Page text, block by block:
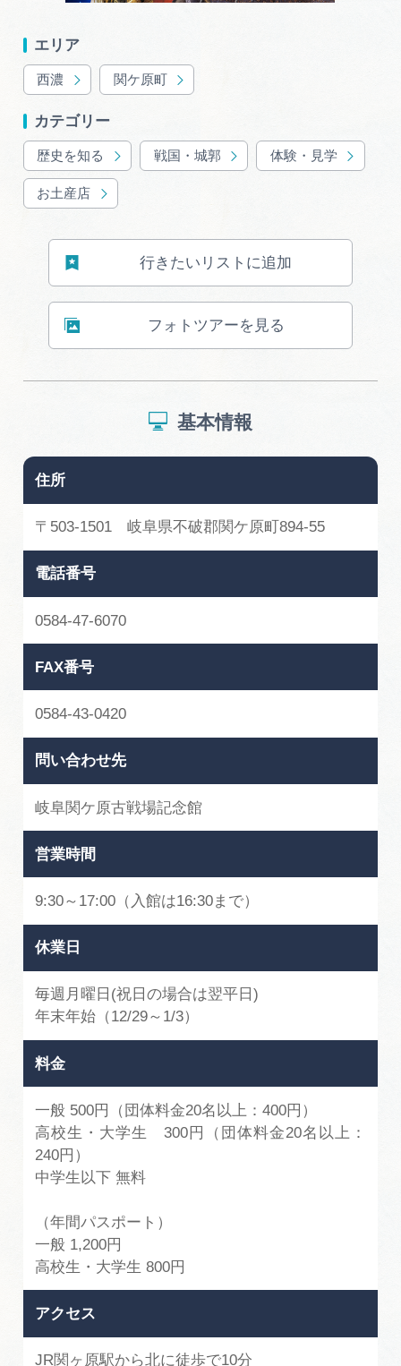
エリア
西濃 関ケ原町
カテゴリー
歴史を知る 戦国・城郭 体験・見学
お土産店
行きたいリストに追加
フォトツアーを見る
基本情報
住所
〒503-1501 岐阜県不破郡関ケ原町894-55
電話番号
0584-47-6070
FAX番号
0584-43-0420
問い合わせ先
岐阜関ケ原古戦場記念館
営業時間
9:30～17:00（入館は16:30まで）
休業日
毎週月曜日(祝日の場合は翌平日)
年末年始（12/29～1/3）
料金
一般 500円（団体料金20名以上：400円）
高校生・大学生 300円（団体料金20名以上：
240円）
中学生以下 無料
（年間パスポート）
一般 1,200円
高校生・大学生 800円
アクセス
JR関ヶ原駅から北に徒歩で10分